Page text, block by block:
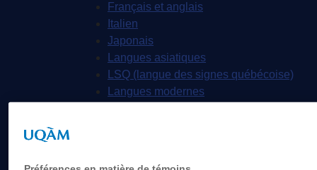
Français et anglais
Italien
Japonais
Langues asiatiques
LSQ (langue des signes québécoise)
Langues modernes
Recherche